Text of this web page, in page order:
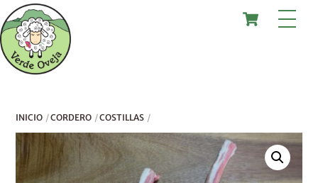
Skip
to
content
Cart
INICIO CORDERO COSTILLAS